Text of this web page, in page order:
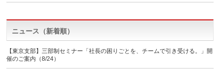
ニュース（新着順）
【東京支部】三部制セミナー「社長の困りごとを、チームで引き受ける。」開
催のご案内（8/24）